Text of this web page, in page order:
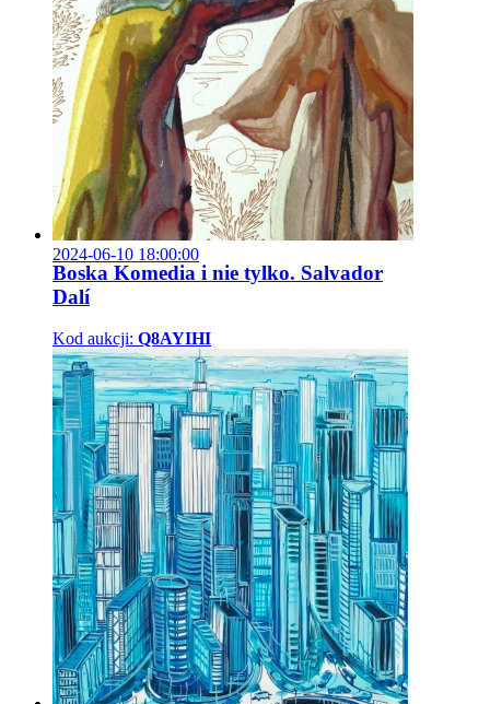
2024-06-10 18:00:00
Boska Komedia i nie tylko. Salvador
Dalí
Kod aukcji: Q8AYIHI